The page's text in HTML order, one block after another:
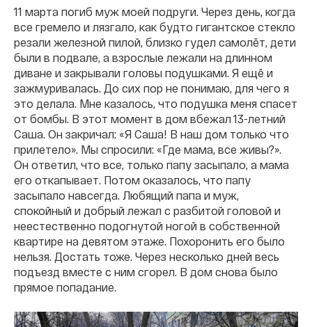
11 марта погиб муж моей подруги. Через день, когда
все гремело и лязгало, как будто гигантское стекло
резали железной пилой, близко гудел самолёт, дети
были в подвале, а взрослые лежали на длинном
диване и закрывали головы подушками. Я ещё и
зажмуривалась. До сих пор не понимаю, для чего я
это делала. Мне казалось, что подушка меня спасет
от бомбы. В этот момент в дом вбежал 13-летний
Саша. Он закричал: «Я Саша! В наш дом только что
прилетело». Мы спросили: «Где мама, все живы?».
Он ответил, что все, только папу засыпало, а мама
его откапывает. Потом оказалось, что папу
засыпало навсегда. Любящий папа и муж,
спокойный и добрый лежал с разбитой головой и
неестественно подогнутой ногой в собственной
квартире на девятом этаже. Похоронить его было
нельзя. Достать тоже. Через несколько дней весь
подъезд вместе с ним сгорел. В дом снова было
прямое попадание.